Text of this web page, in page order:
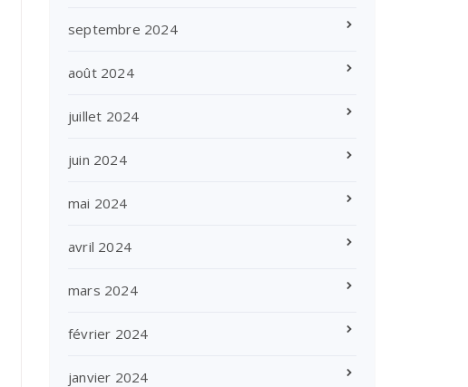
septembre 2024
août 2024
juillet 2024
juin 2024
mai 2024
avril 2024
mars 2024
février 2024
janvier 2024